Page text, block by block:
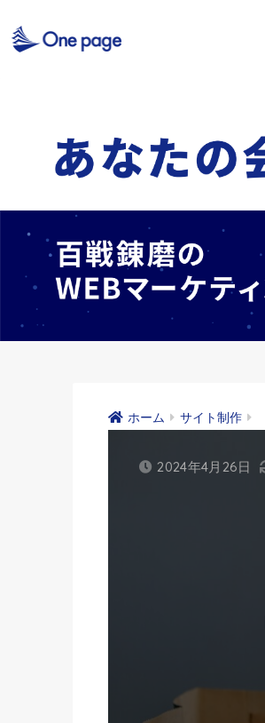
ホーム サイト制作
2024年4月26日